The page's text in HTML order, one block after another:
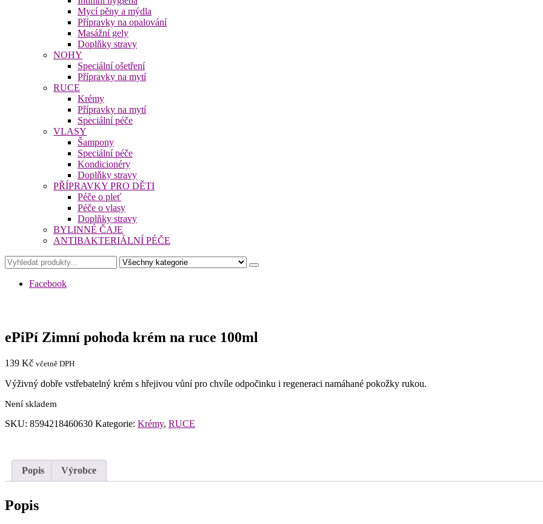
Mycí pěny a mýdla
Přípravky na opalování
Masážní gely
Doplňky stravy
NOHY
Speciální ošetření
Přípravky na mytí
RUCE
Krémy
Přípravky na mytí
Speciální péče
VLASY
Šampony
Speciální péče
Kondicionéry
Doplňky stravy
PŘÍPRAVKY PRO DĚTI
Péče o pleť
Péče o vlasy
Doplňky stravy
BYLINNÉ ČAJE
ANTIBAKTERIÁLNÍ PÉČE
Facebook
ePiPí Zimní pohoda krém na ruce 100ml
139 Kč včetně DPH
Výživný dobře vstřebatelný krém s hřejivou vůní pro chvíle odpočinku i regeneraci namáhané pokožky rukou.
Není skladem
SKU: 8594218460630 Kategorie: Krémy, RUCE
Popis Výrobce
Popis